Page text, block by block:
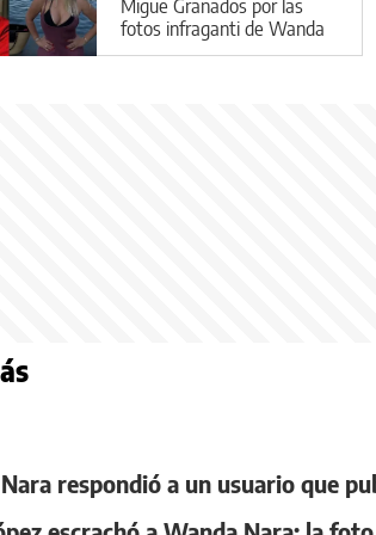
Migue Granados por las
fotos infraganti de Wanda
en bikini
respondió a un usuario que